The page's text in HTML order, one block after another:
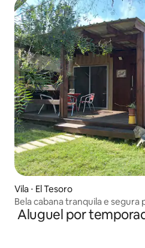
Vila ⋅ El Tesoro
Bela cabana tranquila e segura
Aluguel por